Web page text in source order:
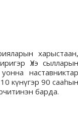
харыстаан,
Үлэ сылларын
наставниктар
күнүгэр 90 сааһын
барда.